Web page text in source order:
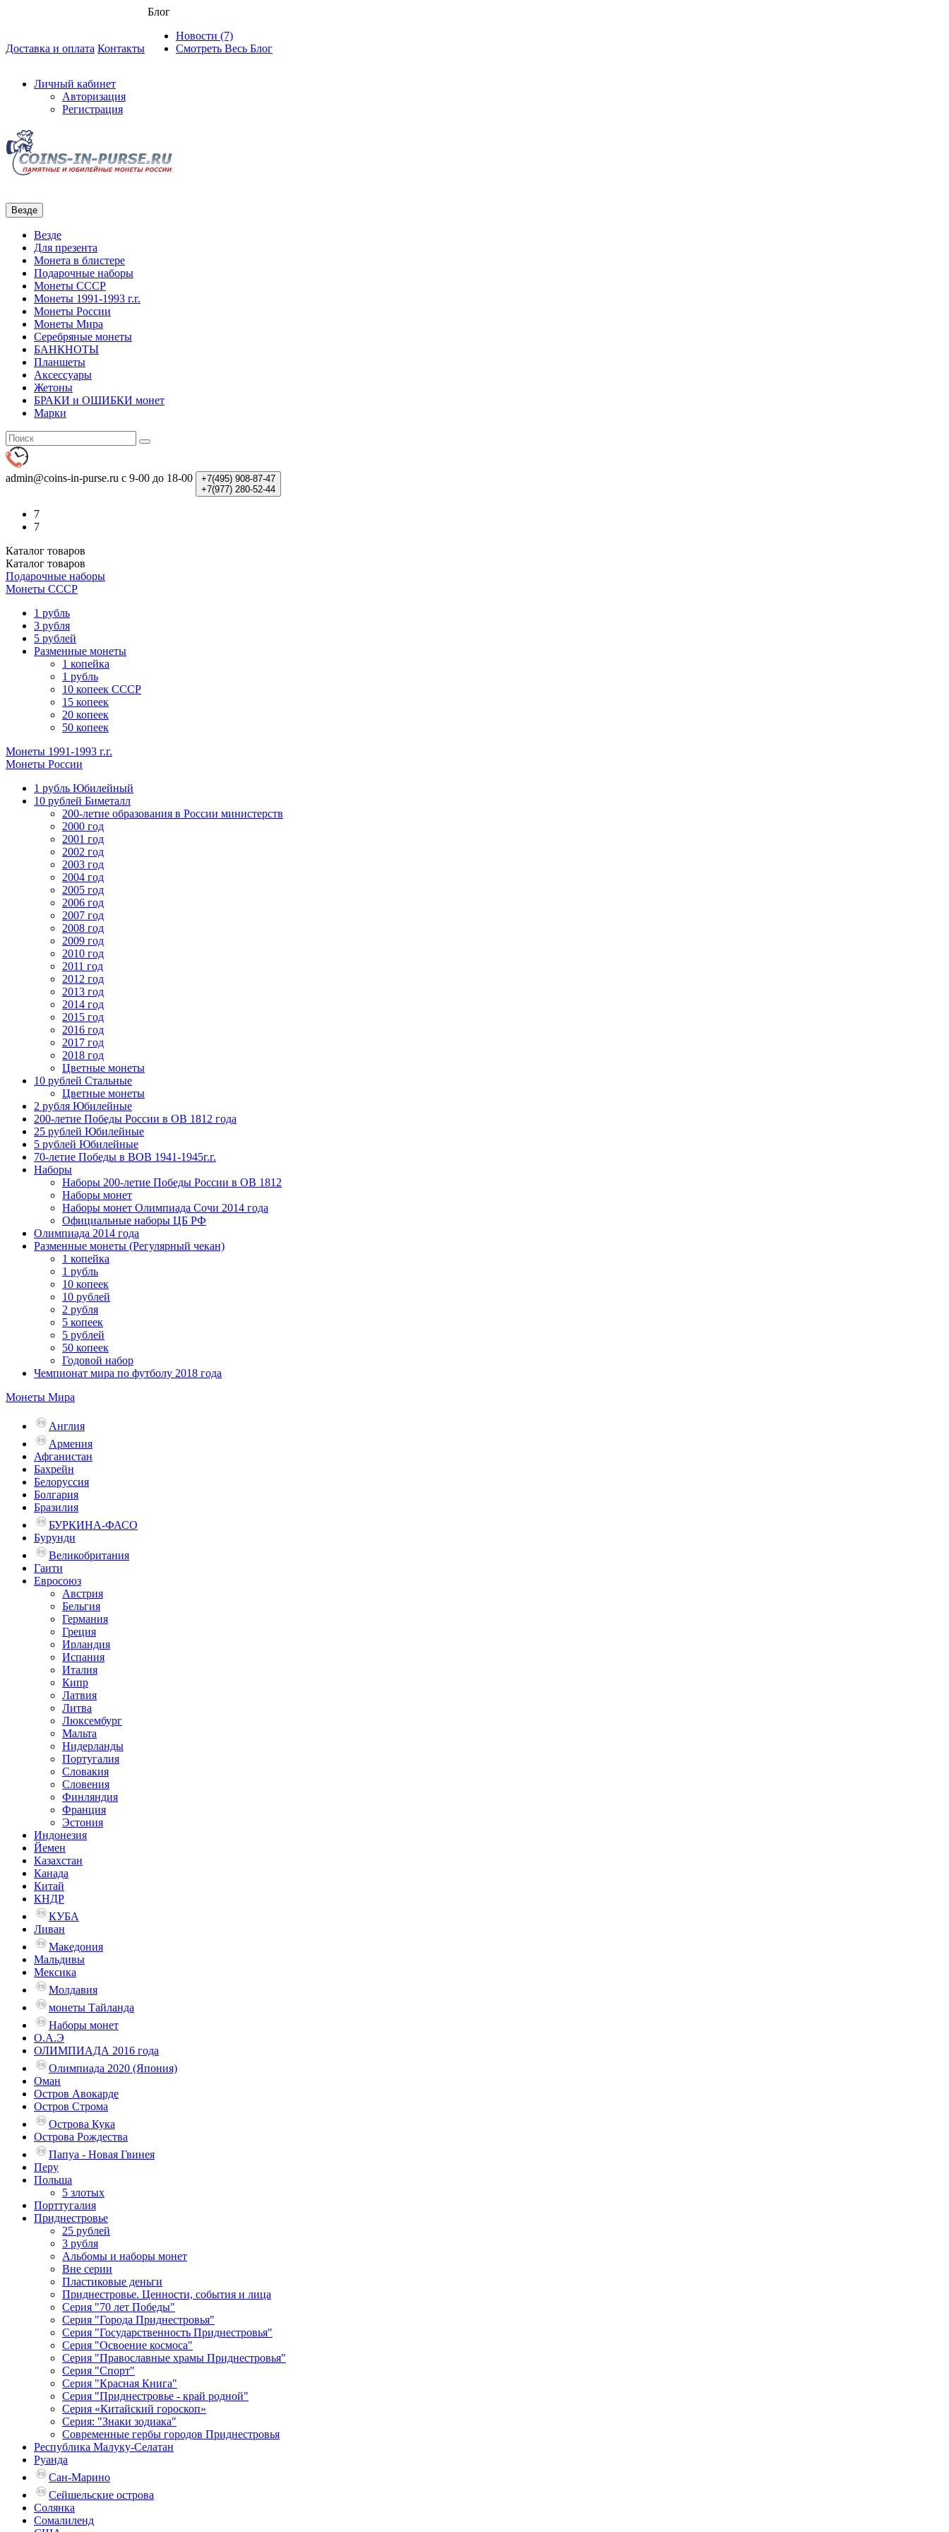
Доставка и оплата Контакты
Блог
Новости (7)
Смотреть Весь Блог
Личный кабинет
Авторизация
Регистрация
Везде
Везде
Для презента
Монета в блистере
Подарочные наборы
Монеты СССР
Монеты 1991-1993 г.г.
Монеты России
Монеты Мира
Серебряные монеты
БАНКНОТЫ
Планшеты
Аксессуары
Жетоны
БРАКИ и ОШИБКИ монет
Марки
admin@coins-in-purse.ru с 9-00 до 18-00 +7(495) 908-87-47
+7(977) 280-52-44
7
7
Каталог товаров
Каталог товаров
Подарочные наборы
Монеты СССР
1 рубль
3 рубля
5 рублей
Разменные монеты
1 копейка
1 рубль
10 копеек СССР
15 копеек
20 копеек
50 копеек
Монеты 1991-1993 г.г.
Монеты России
1 рубль Юбилейный
10 рублей Биметалл
200-летие образования в России министерств
2000 год
2001 год
2002 год
2003 год
2004 год
2005 год
2006 год
2007 год
2008 год
2009 год
2010 год
2011 год
2012 год
2013 год
2014 год
2015 год
2016 год
2017 год
2018 год
Цветные монеты
10 рублей Стальные
Цветные монеты
2 рубля Юбилейные
200-летие Победы России в ОВ 1812 года
25 рублей Юбилейные
5 рублей Юбилейные
70-летие Победы в ВОВ 1941-1945г.г.
Наборы
Наборы 200-летие Победы России в ОВ 1812
Наборы монет
Наборы монет Олимпиада Сочи 2014 года
Официальные наборы ЦБ РФ
Олимпиада 2014 года
Разменные монеты (Регулярный чекан)
1 копейка
1 рубль
10 копеек
10 рублей
2 рубля
5 копеек
5 рублей
50 копеек
Годовой набор
Чемпионат мира по футболу 2018 года
Монеты Мира
Англия
Армения
Афганистан
Бахрейн
Белоруссия
Болгария
Бразилия
БУРКИНА-ФАСО
Бурунди
Великобритания
Гаити
Евросоюз
Австрия
Бельгия
Германия
Греция
Ирландия
Испания
Италия
Кипр
Латвия
Литва
Люксембург
Мальта
Нидерланды
Португалия
Словакия
Словения
Финляндия
Франция
Эстония
Индонезия
Йемен
Казахстан
Канада
Китай
КНДР
КУБА
Ливан
Македония
Мальдивы
Мексика
Молдавия
монеты Тайланда
Наборы монет
О.А.Э
ОЛИМПИАДА 2016 года
Олимпиада 2020 (Япония)
Оман
Остров Авокарде
Остров Строма
Острова Кука
Острова Рождества
Папуа - Новая Гвинея
Перу
Польша
5 злотых
Порттугалия
Приднестровье
25 рублей
3 рубля
Альбомы и наборы монет
Вне серии
Пластиковые деньги
Приднестровье. Ценности, события и лица
Серия "70 лет Победы"
Серия "Города Приднестровья"
Серия "Государственность Приднестровья"
Серия "Освоение космоса"
Серия "Православные храмы Приднестровья"
Серия "Спорт"
Серия "Красная Книга"
Серия "Приднестровье - край родной"
Серия «Китайский гороскоп»
Серия: "Знаки зодиака"
Современные гербы городов Приднестровья
Республика Малуку-Селатан
Руанда
Сан-Марино
Сейшельские острова
Солянка
Сомалиленд